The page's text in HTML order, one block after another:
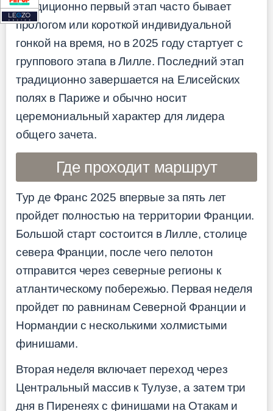
Традиционно первый этап часто бывает
прологом или короткой индивидуальной
гонкой на время, но в 2025 году стартует с
группового этапа в Лилле. Последний этап
традиционно завершается на Елисейских
полях в Париже и обычно носит
церемониальный характер для лидера
общего зачета.
Где проходит маршрут
Тур де Франс 2025 впервые за пять лет
пройдет полностью на территории Франции.
Большой старт состоится в Лилле, столице
севера Франции, после чего пелотон
отправится через северные регионы к
атлантическому побережью. Первая неделя
пройдет по равнинам Северной Франции и
Нормандии с несколькими холмистыми
финишами.
Вторая неделя включает переход через
Центральный массив к Тулузе, а затем три
дня в Пиренеях с финишами на Отакам и